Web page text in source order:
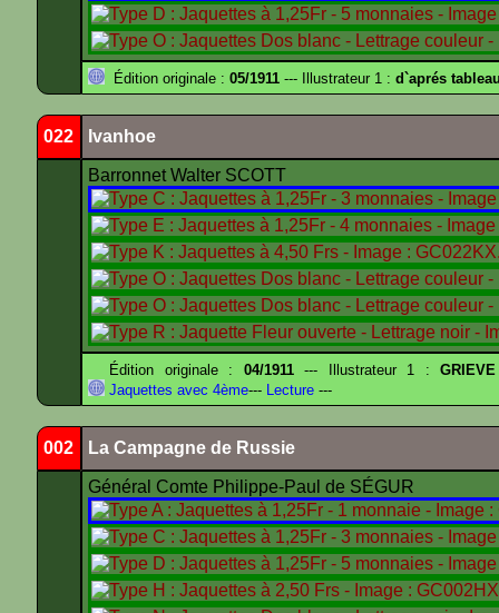
Édition originale : 05/1911 --- Illustrateur 1 : d`aprés
022 Ivanhoe
Barronnet Walter SCOTT
Édition originale : 04/1911--- Illustrateur 1 :
Jaquettes avec 4ème--- Lecture ---
002 La Campagne de Russie
Général Comte Philippe-Paul de SÉGUR